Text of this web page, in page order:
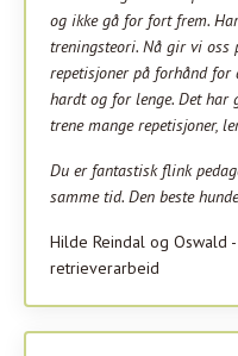
og ikke gå for fort frem.
treningsteori. Nå gir vi oss
repetisjoner på forhånd
hardt og for lenge. Det har
trene mange repetisjoner,
Du er fantastisk flink
samme tid. Den beste
Hilde Reindal og Oswald
retrieverarbeid